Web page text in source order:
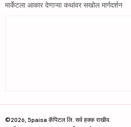
मार्केटला आकार देणाऱ्या कथांवर सखोल मार्गदर्शन
©2026, 5paisa कॅपिटल लि. सर्व हक्क राखीव.